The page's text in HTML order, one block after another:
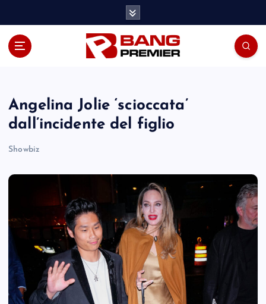
Angelina Jolie ‘scioccata’
dall’incidente del figlio
Showbiz